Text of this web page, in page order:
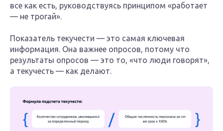
все как есть, руководствуясь принципом «работает
— не трогай».
Показатель текучести — это самая ключевая
информация. Она важнее опросов, потому что
результаты опросов — это то, «что люди говорят»,
а текучесть — как делают.